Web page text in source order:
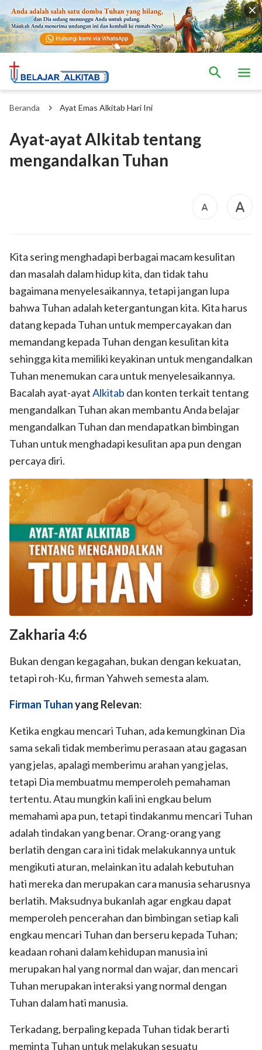
Beranda Ayat Emas Alkitab Hari Ini
Ayat-ayat Alkitab tentang
mengandalkan Tuhan
Kita sering menghadapi berbagai macam kesulitan
dan masalah dalam hidup kita, dan tidak tahu
bagaimana menyelesaikannya, tetapi jangan lupa
bahwa Tuhan adalah ketergantungan kita. Kita harus
datang kepada Tuhan untuk mempercayakan dan
memandang kepada Tuhan dengan kesulitan kita
sehingga kita memiliki keyakinan untuk mengandalkan
Tuhan menemukan cara untuk menyelesaikannya.
Bacalah ayat-ayatAlkitab dan konten terkait tentang
mengandalkan Tuhan akan membantu Anda belajar
mengandalkan Tuhan dan mendapatkan bimbingan
Tuhan untuk menghadapi kesulitan apa pun dengan
percaya diri.
Zakharia 4:6
Bukan dengan kegagahan, bukan dengan kekuatan,
tetapi roh-Ku, firman Yahweh semesta alam.
Firman Tuhanyang Relevan:
Ketika engkau mencari Tuhan, ada kemungkinan Dia
sama sekali tidak memberimu perasaan atau gagasan
yang jelas, apalagi memberimu arahan yang jelas,
tetapi Dia membuatmu memperoleh pemahaman
tertentu. Atau mungkin kali ini engkau belum
memahami apa pun, tetapi tindakanmu mencari Tuhan
adalah tindakan yang benar. Orang-orang yang
berlatih dengan cara ini tidak melakukannya untuk
mengikuti aturan, melainkan itu adalah kebutuhan
hati mereka dan merupakan cara manusia seharusnya
berlatih. Maksudnya bukanlah agar engkau dapat
memperoleh pencerahan dan bimbingan setiap kali
engkau mencari Tuhan dan berseru kepada Tuhan;
keadaan rohani dalam kehidupan manusia ini
merupakan hal yang normal dan wajar, dan mencari
Tuhan merupakan interaksi yang normal dengan
Tuhan dalam hati manusia.
Terkadang, berpaling kepada Tuhan tidak berarti
meminta Tuhan untuk melakukan sesuatu